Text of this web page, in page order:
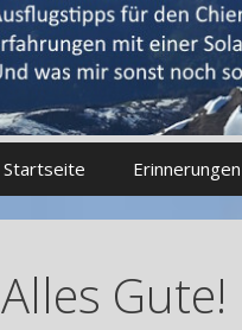
Startseite Erinnerungen
Alles Gute!